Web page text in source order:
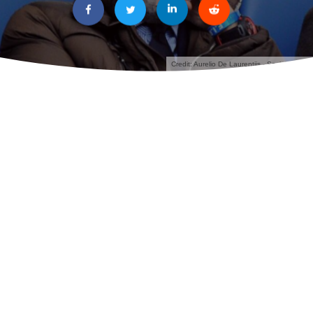
Credit: Aurelio De Laurentiis - Social profile